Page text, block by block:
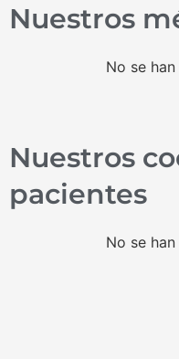
Nuestros
No se
Nuestros
pacientes
No se